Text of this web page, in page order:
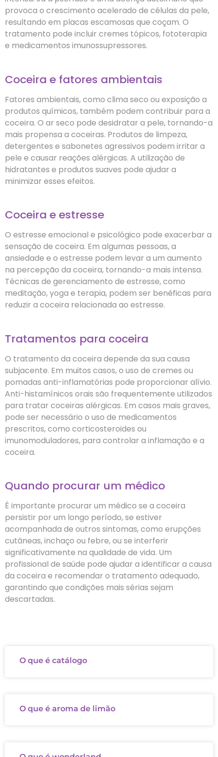
provoca o crescimento acelerado de células da pele,
resultando em placas escamosas que coçam. O
tratamento pode incluir cremes tópicos, fototerapia
e medicamentos imunossupressores.
Coceira e fatores ambientais
Fatores ambientais, como clima seco ou exposição a
produtos químicos, também podem contribuir para a
coceira. O ar seco pode desidratar a pele, tornando-a
mais propensa a coceiras. Produtos de limpeza,
detergentes e sabonetes agressivos podem irritar a
pele e causar reações alérgicas. A utilização de
hidratantes e produtos suaves pode ajudar a
minimizar esses efeitos.
Coceira e estresse
O estresse emocional e psicológico pode exacerbar a
sensação de coceira. Em algumas pessoas, a
ansiedade e o estresse podem levar a um aumento
na percepção da coceira, tornando-a mais intensa.
Técnicas de gerenciamento de estresse, como
meditação, yoga e terapia, podem ser benéficas para
reduzir a coceira relacionada ao estresse.
Tratamentos para coceira
O tratamento da coceira depende da sua causa
subjacente. Em muitos casos, o uso de cremes ou
pomadas anti-inflamatórias pode proporcionar alívio.
Anti-histamínicos orais são frequentemente utilizados
para tratar coceiras alérgicas. Em casos mais graves,
pode ser necessário o uso de medicamentos
prescritos, como corticosteroides ou
imunomoduladores, para controlar a inflamação e a
coceira.
Quando procurar um médico
É importante procurar um médico se a coceira
persistir por um longo período, se estiver
acompanhada de outros sintomas, como erupções
cutâneas, inchaço ou febre, ou se interferir
significativamente na qualidade de vida. Um
profissional de saúde pode ajudar a identificar a causa
da coceira e recomendar o tratamento adequado,
garantindo que condições mais sérias sejam
descartadas.
O que é catálogo
O que é aroma de limão